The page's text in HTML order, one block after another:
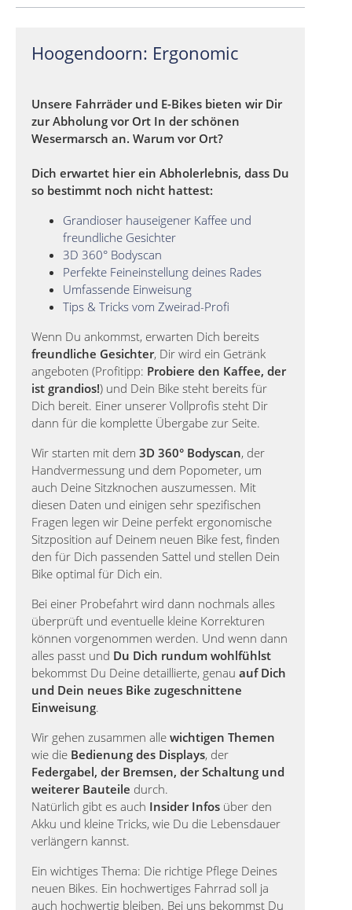
Hoogendoorn: Ergonomic
Unsere Fahrräder und E-Bikes bieten wir Dir
zur Abholung vor Ort In der schönen
Wesermarsch an. Warum vor Ort?
Dich erwartet hier ein Abholerlebnis, dass Du
so bestimmt noch nicht hattest:
Grandioser hauseigener Kaffee und
freundliche Gesichter
3D 360° Bodyscan
Perfekte Feineinstellung deines Rades
Umfassende Einweisung
Tips & Tricks vom Zweirad-Profi
Wenn Du ankommst, erwarten Dich bereits
freundliche Gesichter, Dir wird ein Getränk
angeboten (Profitipp: Probiere den Kaffee, der
ist grandios!) und Dein Bike steht bereits für
Dich bereit. Einer unserer Vollprofis steht Dir
dann für die komplette Übergabe zur Seite.
Wir starten mit dem 3D 360° Bodyscan, der
Handvermessung und dem Popometer, um
auch Deine Sitzknochen auszumessen. Mit
diesen Daten und einigen sehr spezifischen
Fragen legen wir Deine perfekt ergonomische
Sitzposition auf Deinem neuen Bike fest, finden
den für Dich passenden Sattel und stellen Dein
Bike optimal für Dich ein.
Bei einer Probefahrt wird dann nochmals alles
überprüft und eventuelle kleine Korrekturen
können vorgenommen werden. Und wenn dann
alles passt und Du Dich rundum wohlfühlst
bekommst Du Deine detaillierte, genau auf Dich
und Dein neues Bike zugeschnittene
Einweisung.
Wir gehen zusammen alle wichtigen Themen
wie die Bedienung des Displays, der
Federgabel, der Bremsen, der Schaltung und
weiterer Bauteile durch.
Natürlich gibt es auch Insider Infos über den
Akku und kleine Tricks, wie Du die Lebensdauer
verlängern kannst.
Ein wichtiges Thema: Die richtige Pflege Deines
neuen Bikes. Ein hochwertiges Fahrrad soll ja
auch hochwertig bleiben. Bei uns bekommst Du